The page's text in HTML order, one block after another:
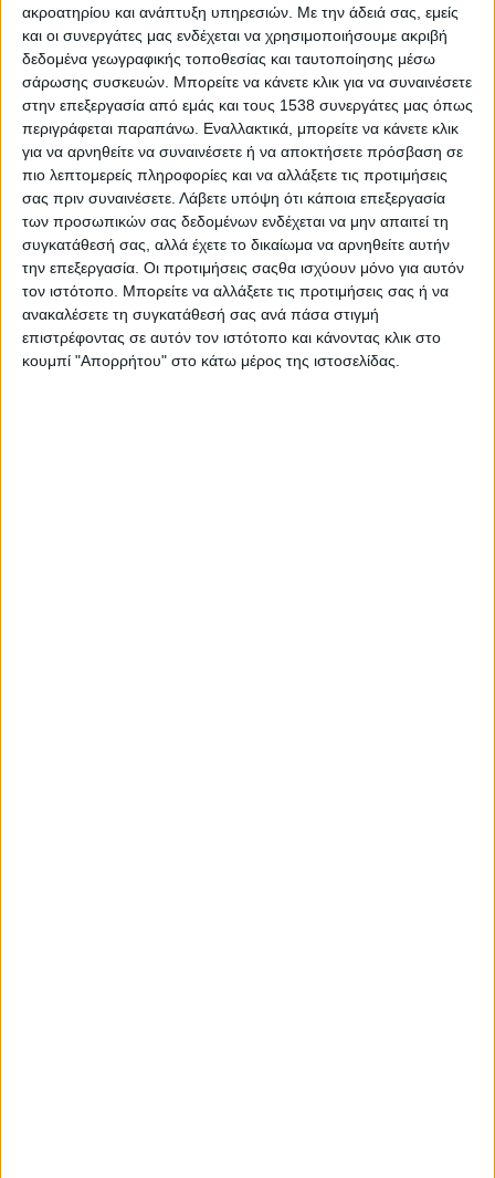
ακροατηρίου και ανάπτυξη υπηρεσιών. Με την άδειά σας, εμείς
και οι συνεργάτες μας ενδέχεται να χρησιμοποιήσουμε ακριβή
δεδομένα γεωγραφικής τοποθεσίας και ταυτοποίησης μέσω
σάρωσης συσκευών. Μπορείτε να κάνετε κλικ για να συναινέσετε
στην επεξεργασία από εμάς και τους 1538 συνεργάτες μας όπως
περιγράφεται παραπάνω. Εναλλακτικά, μπορείτε να κάνετε κλικ
για να αρνηθείτε να συναινέσετε ή να αποκτήσετε πρόσβαση σε
πιο λεπτομερείς πληροφορίες και να αλλάξετε τις προτιμήσεις
σας πριν συναινέσετε. Λάβετε υπόψη ότι κάποια επεξεργασία
των προσωπικών σας δεδομένων ενδέχεται να μην απαιτεί τη
συγκατάθεσή σας, αλλά έχετε το δικαίωμα να αρνηθείτε αυτήν
την επεξεργασία. Οι προτιμήσεις σαςθα ισχύουν μόνο για αυτόν
τον ιστότοπο. Μπορείτε να αλλάξετε τις προτιμήσεις σας ή να
ανακαλέσετε τη συγκατάθεσή σας ανά πάσα στιγμή
επιστρέφοντας σε αυτόν τον ιστότοπο και κάνοντας κλικ στο
κουμπί "Απορρήτου" στο κάτω μέρος της ιστοσελίδας.
Επόμενο βήμα, η σύνταξη σχετικής εισήγησης από την
αντιδήμαρχο Κατερίνα Λαμπου και τον πρόεδρο του ΔΣ
Νίκο Κωστακόπουλο, με τα κριτήρια υπαγωγής των
δικαιούχων για το τρέχον έτος και τα επόμενα.
Και καταλήγει ο κ. Κωνσταντάρας : «Ο δήμος μας επενδύει
στα παιδιά, επενδύει στην οικογένεια, επενδύει στο μέλλον.
Με συνεργασία, συνέπεια και κοινωνική ευαισθησία,
μπορούμε να ανατρέψουμε τη δημογραφική συρρίκνωση και
να κρατήσουμε τον τόπο μας ζωντανό. Καλύτερα λοιπόν ένα
έργο λιγότερο, παρά λιγότερα παιδιά στην περιοχή μας!».
Δείτε την ανάρτηση :